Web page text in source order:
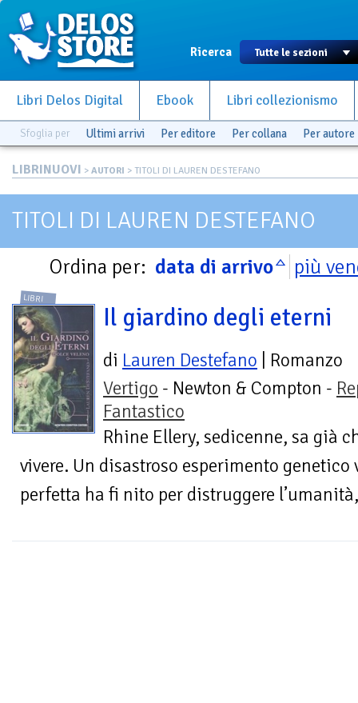
Ricerca
Libri Delos Digital Ebook Libri collezionismo
Sfoglia per Ultimi arrivi Per editore Per collana Per autore
LIBRINUOVI > AUTORI > TITOLI DI LAUREN DESTEFANO
TITOLI DI LAUREN DESTEFANO
Ordina per: data di arrivo più
LIBRI
Il giardino degli eterni
di Lauren Destefano | Romanzo
Vertigo - Newton & Compton -
Fantastico
Rhine Ellery, sedicenne, sa già
vivere. Un disastroso esperimento genetico
perfetta ha fi nito per distruggere